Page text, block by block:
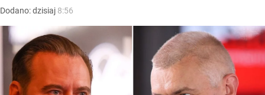
Dodano:dzisiaj 8:56